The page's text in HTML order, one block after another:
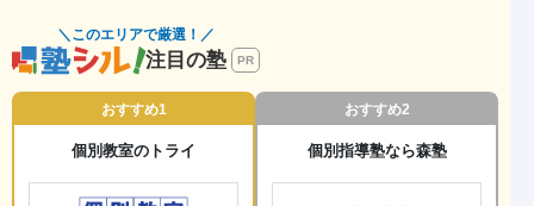
＼このエリアで厳選！／
注目の塾 PR
おすすめ1
個別教室のトライ
おすすめ2
個別指導塾なら森塾